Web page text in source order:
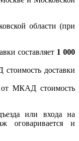
области (при
составляет 1 000
доставки
от МКАД стоимость
или входа на
оговаривается и